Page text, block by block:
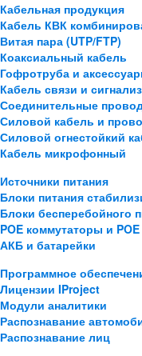
Кабельная продукция
Кабель КВК
Витая пара (UTP/FTP)
Коаксиальный кабель
Гофротруба и
Кабель связи и
Соединительные
Силовой кабель и
Силовой огнестойкий
Кабель микрофонный
Источники питания
Блоки питания
Блоки бесперебойного
POE коммутаторы и
АКБ и батарейки
Программное
Лицензии IProject
Модули аналитики
Распознавание
Распознавание лиц